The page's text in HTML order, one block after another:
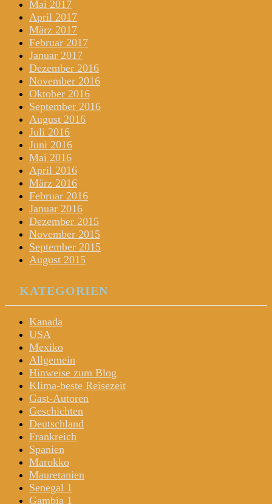
Mai 2017
April 2017
März 2017
Februar 2017
Januar 2017
Dezember 2016
November 2016
Oktober 2016
September 2016
August 2016
Juli 2016
Juni 2016
Mai 2016
April 2016
März 2016
Februar 2016
Januar 2016
Dezember 2015
November 2015
September 2015
August 2015
KATEGORIEN
Kanada
USA
Mexiko
Allgemein
Hinweise zum Blog
Klima-beste Reisezeit
Gast-Autoren
Geschichten
Deutschland
Frankreich
Spanien
Marokko
Mauretanien
Senegal 1
Gambia 1